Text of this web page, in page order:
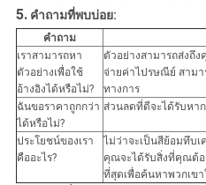
5. คำถามที่พบบ่อย:
คำถาม
เราสามารถหา
ตัวอย่างเพื่อใช้
อ้างอิงได้หรือไม่?
ตัวอย่างสามารถส่งถึ
จ่ายค่าไปรษณีย์ สามา
ทางการ
ฉันขอราคาถูกกว่า
ได้หรือไม่?
ส่วนลดที่ดีจะได้รับห
ประโยชน์ของเรา
คืออะไร?
ไม่ว่าจะเป็นสีย้อมทึบ
คุณจะได้รับสิ่งที่คุณต้อ
ที่สุดเพื่อค้นหาพวกเข